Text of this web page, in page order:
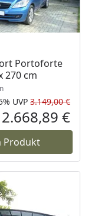
Portoforte
270 cm
UVP 3.149,00 €
2.668,89 €
Produkt